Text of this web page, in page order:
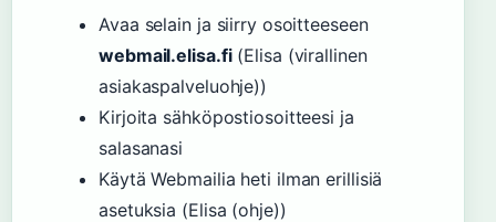
Avaa selain ja siirry osoitteeseen
webmail.elisa.fi(Elisa (virallinen
asiakaspalveluohje))
Kirjoita sähköpostiosoitteesi ja
salasanasi
Käytä Webmailia heti ilman erillisiä
asetuksia (Elisa (ohje))